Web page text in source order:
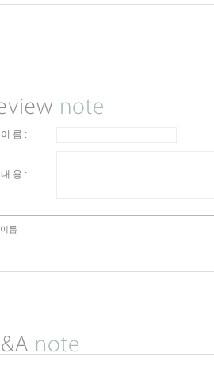
이 름 :
내 용 :
이름